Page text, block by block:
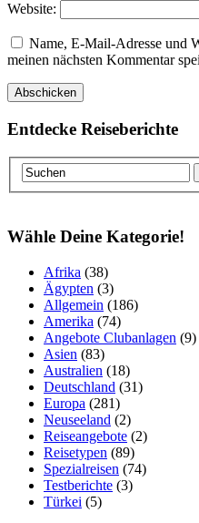
Website:
Name, E-Mail-Adresse und
meinen nächsten Kommentar
Entdecke Reiseberichte
Wähle Deine Kategorie!
Afrika (38)
Ägypten (3)
Allgemein (186)
Amerika (74)
Angebote Clubanlagen (9)
Asien (83)
Australien (18)
Deutschland (31)
Europa (281)
Neuseeland (2)
Reiseangebote (2)
Reisetypen (89)
Spezialreisen (74)
Testberichte (3)
Türkei (5)